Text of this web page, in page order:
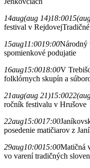
14aug(aug 14)18:0015
festival v Rejdovej
15aug11:0019:00Národný
spomienkové podujatie
16aug15:0018:00V
folklórnych skupín a
21aug(aug 21)15:0022
ročník festivalu v Hrušove
22aug15:0017:00
posedenie matičiarov z
29aug10:0015:00Matičná
vo varení tradičných